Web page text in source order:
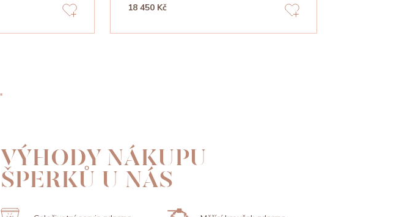
18 450 Kč
VÝHODY NÁKUPU
ŠPERKŮ U NÁS